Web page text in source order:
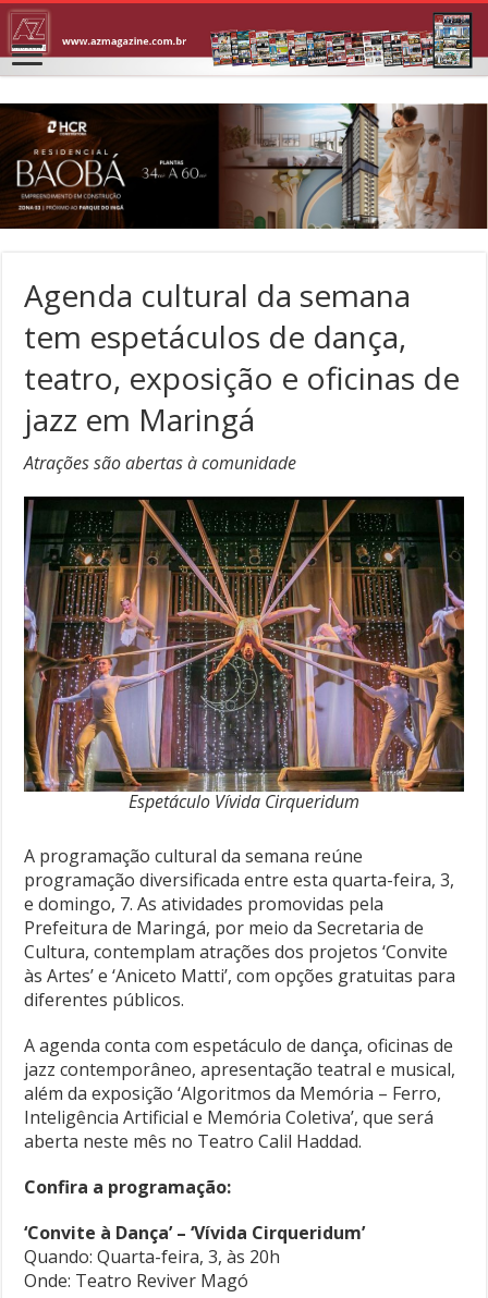
Agenda cultural da semana
tem espetáculos de dança,
teatro, exposição e oficinas de
jazz em Maringá
Atrações são abertas à comunidade
Espetáculo Vívida Cirqueridum
A programação cultural da semana reúne
programação diversificada entre esta quarta-feira, 3,
e domingo, 7. As atividades promovidas pela
Prefeitura de Maringá, por meio da Secretaria de
Cultura, contemplam atrações dos projetos ‘Convite
às Artes’ e ‘Aniceto Matti’, com opções gratuitas para
diferentes públicos.
A agenda conta com espetáculo de dança, oficinas de
jazz contemporâneo, apresentação teatral e musical,
além da exposição ‘Algoritmos da Memória – Ferro,
Inteligência Artificial e Memória Coletiva’, que será
aberta neste mês no Teatro Calil Haddad.
Confira a programação:
‘Convite à Dança’ – ‘Vívida Cirqueridum’
Quando: Quarta-feira, 3, às 20h
Onde: Teatro Reviver Magó